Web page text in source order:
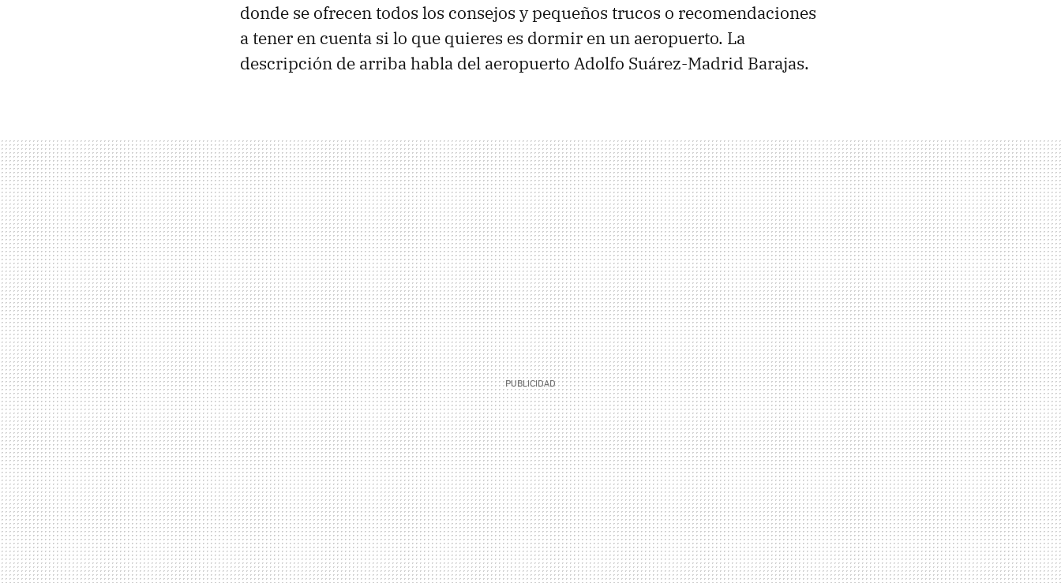
donde se ofrecen todos los consejos y pequeños trucos o recomendaciones
a tener en cuenta si lo que quieres es dormir en un aeropuerto. La
descripción de arriba habla del aeropuerto Adolfo Suárez-Madrid Barajas.